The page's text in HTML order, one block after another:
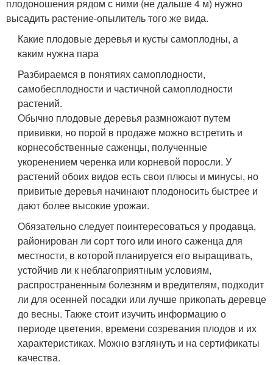
плодоношения рядом с ними (не дальше 4 м) нужно
высадить растение-опылитель того же вида.
Какие плодовые деревья и кусты самоплодны, а
каким нужна пара
Разбираемся в понятиях самоплодности,
самобесплодности и частичной самоплодности
растений.
Обычно плодовые деревья размножают путем
прививки, но порой в продаже можно встретить и
корнесобственные саженцы, полученные
укоренением черенка или корневой поросли. У
растений обоих видов есть свои плюсы и минусы, но
привитые деревья начинают плодоносить быстрее и
дают более высокие урожаи.
Обязательно следует поинтересоваться у продавца,
районирован ли сорт того или иного саженца для
местности, в которой планируется его выращивать,
устойчив ли к неблагоприятным условиям,
распространенным болезням и вредителям, подходит
ли для осенней посадки или лучше прикопать деревце
до весны. Также стоит изучить информацию о
периоде цветения, времени созревания плодов и их
характеристиках. Можно взглянуть и на сертификаты
качества.